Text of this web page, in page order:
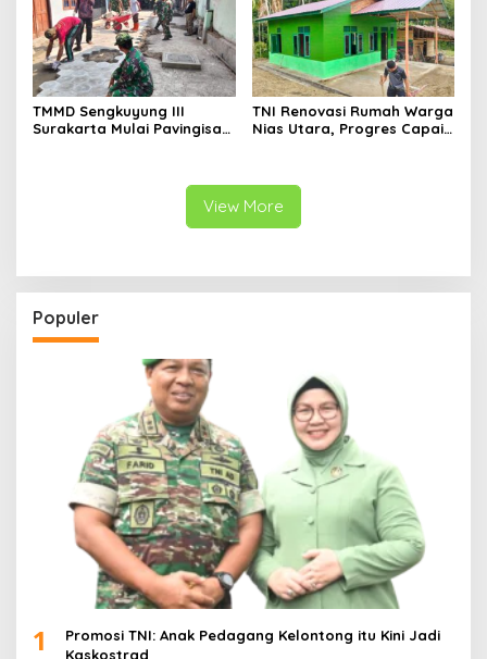
TMMD Sengkuyung III
Surakarta Mulai Pavingisasi
TNI Renovasi Rumah Warga
Nias Utara, Progres Capai
View More
Populer
1
Promosi TNI: Anak Pedagang Kelontong itu Kini Jadi
Kaskostrad